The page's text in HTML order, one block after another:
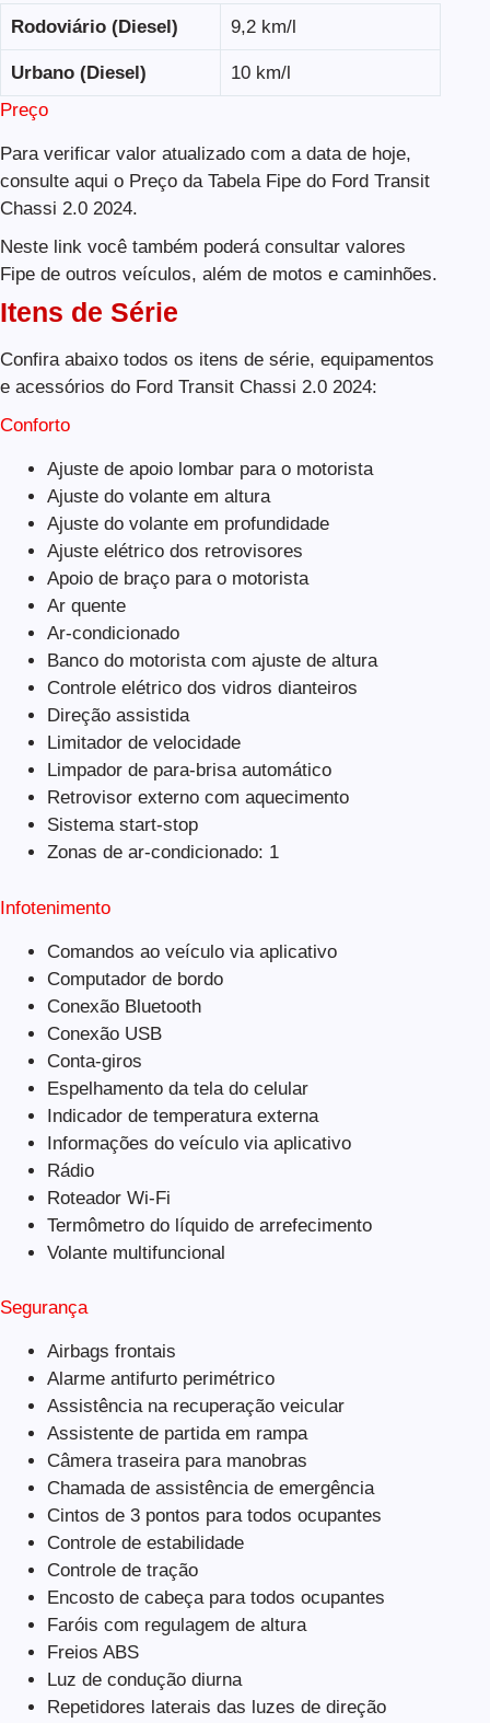
Rodoviário (Diesel) 9,2 km/l
Urbano (Diesel)
10 km/l
Preço
Para verificar valor atualizado com a data de hoje,
consulte aqui o Preço da Tabela Fipe do Ford Transit
Chassi 2.0 2024.
Neste link você também poderá consultar valores
Fipe de outros veículos, além de motos e caminhões.
Itens de Série
Confira abaixo todos os itens de série, equipamentos
e acessórios do Ford Transit Chassi 2.0 2024:
Conforto
Ajuste de apoio lombar para o motorista
Ajuste do volante em altura
Ajuste do volante em profundidade
Ajuste elétrico dos retrovisores
Apoio de braço para o motorista
Ar quente
Ar-condicionado
Banco do motorista com ajuste de altura
Controle elétrico dos vidros dianteiros
Direção assistida
Limitador de velocidade
Limpador de para-brisa automático
Retrovisor externo com aquecimento
Sistema start-stop
Zonas de ar-condicionado: 1
Infotenimento
Comandos ao veículo via aplicativo
Computador de bordo
Conexão Bluetooth
Conexão USB
Conta-giros
Espelhamento da tela do celular
Indicador de temperatura externa
Informações do veículo via aplicativo
Rádio
Roteador Wi-Fi
Termômetro do líquido de arrefecimento
Volante multifuncional
Segurança
Airbags frontais
Alarme antifurto perimétrico
Assistência na recuperação veicular
Assistente de partida em rampa
Câmera traseira para manobras
Chamada de assistência de emergência
Cintos de 3 pontos para todos ocupantes
Controle de estabilidade
Controle de tração
Encosto de cabeça para todos ocupantes
Faróis com regulagem de altura
Freios ABS
Luz de condução diurna
Repetidores laterais das luzes de direção